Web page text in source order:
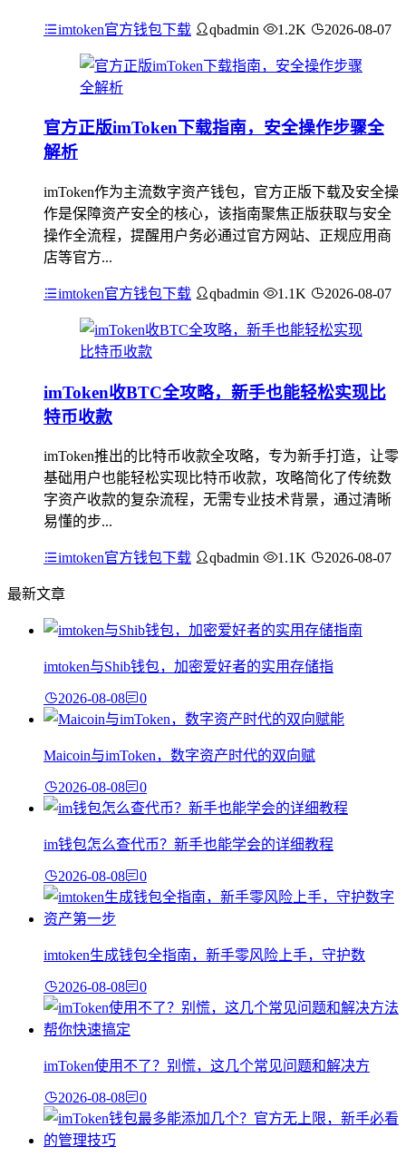
imtoken官方钱包下载 qbadmin 1.2K 2026-08-07
官方正版imToken下载指南，安全操作步骤全
解析
imToken作为主流数字资产钱包，官方正版下载及安全操
作是保障资产安全的核心，该指南聚焦正版获取与安全
操作全流程，提醒用户务必通过官方网站、正规应用商
店等官方...
imtoken官方钱包下载 qbadmin 1.1K 2026-08-07
imToken收BTC全攻略，新手也能轻松实现比
特币收款
imToken推出的比特币收款全攻略，专为新手打造，让零
基础用户也能轻松实现比特币收款，攻略简化了传统数
字资产收款的复杂流程，无需专业技术背景，通过清晰
易懂的步...
imtoken官方钱包下载 qbadmin 1.1K 2026-08-07
最新文章
imtoken与Shib钱包，加密爱好者的实用存储指
2026-08-08 0
Maicoin与imToken，数字资产时代的双向赋
2026-08-08 0
im钱包怎么查代币？新手也能学会的详细教程
2026-08-08 0
imtoken生成钱包全指南，新手零风险上手，守护数
2026-08-08 0
imToken使用不了？别慌，这几个常见问题和解决方
2026-08-08 0